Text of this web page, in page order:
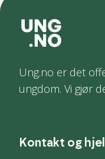
Ung.no er det
ungdom. Vi gjør
Kontakt og